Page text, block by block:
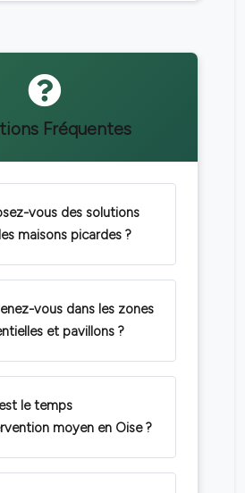
Fréquentes
vous des solutions
maisons picardes ?
vous dans les zones
et pavillons ?
le temps
moyen en Oise ?